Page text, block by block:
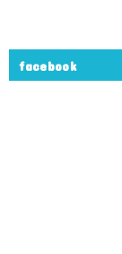
facebook